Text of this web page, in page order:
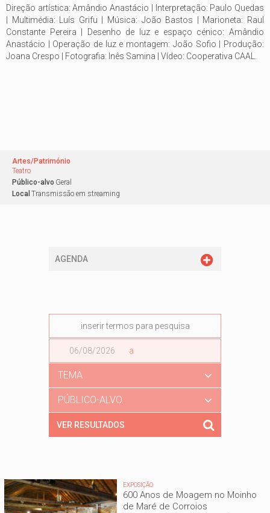
Direção artística: Amândio Anastácio | Interpretação: Paulo Quedas
| Multimédia: Luís Grifu | Música: João Bastos | Marioneta: Raul
Constante Pereira | Desenho de luz e espaço cénico: Amândio
Anastácio | Operação de luz e montagem: João Sofio | Produção:
Joana Crespo | Fotografia: Inês Samina | Vídeo: Cooperativa CAAL.
Artes/Património
Teatro
Público-alvo Geral
Local Transmissão em streaming
AGENDA
a
Data
TEMA
PÚBLICO-ALVO
EXPOSIÇÃO
600 Anos de Moagem no Moinho
de Maré de Corroios